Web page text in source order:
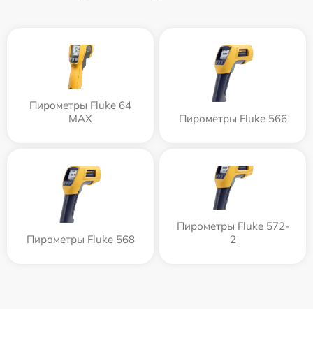
Пирометры Fluke 64
MAX
Пирометры Fluke 566
Пирометры Fluke 568
Пирометры Fluke 572-
2